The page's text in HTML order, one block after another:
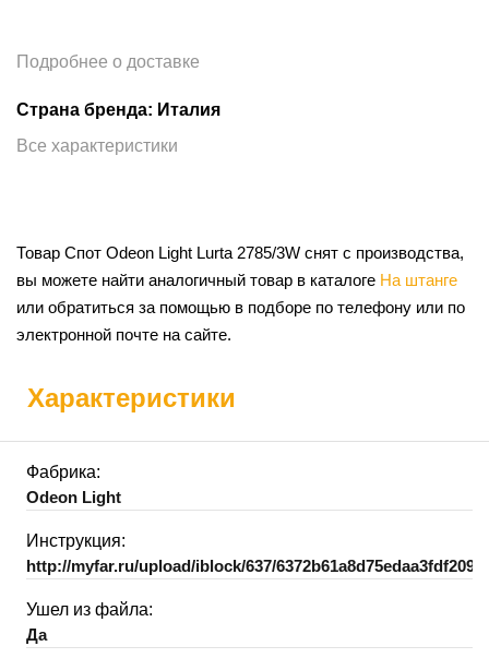
Подробнее о доставке
Страна бренда: Италия
Все характеристики
Товар Спот Odeon Light Lurta 2785/3W снят с производства,
вы можете найти аналогичный товар в каталоге На штанге
или обратиться за помощью в подборе по телефону или по
электронной почте на сайте.
Характеристики
Фабрика:
Odeon Light
Инструкция:
http://myfar.ru/upload/iblock/637/
Ушел из файла:
Да